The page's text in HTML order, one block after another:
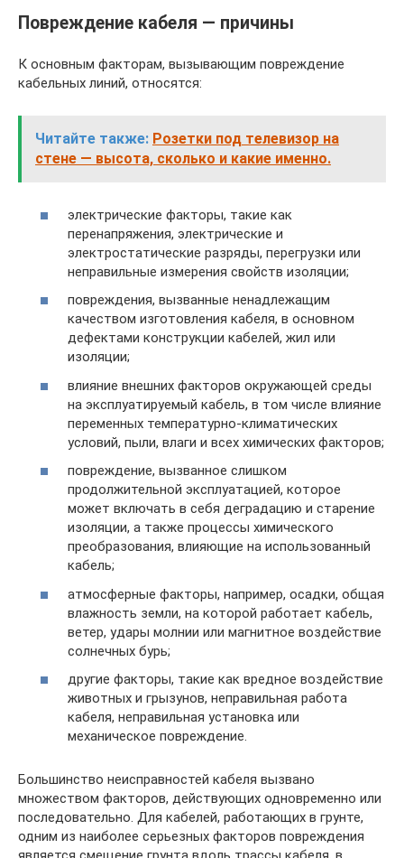
Повреждение кабеля — причины
К основным факторам, вызывающим повреждение
кабельных линий, относятся:
Читайте также: Розетки под телевизор на
стене — высота, сколько и какие именно.
электрические факторы, такие как
перенапряжения, электрические и
электростатические разряды, перегрузки или
неправильные измерения свойств изоляции;
повреждения, вызванные ненадлежащим
качеством изготовления кабеля, в основном
дефектами конструкции кабелей, жил или
изоляции;
влияние внешних факторов окружающей среды
на эксплуатируемый кабель, в том числе влияние
переменных температурно-климатических
условий, пыли, влаги и всех химических факторов;
повреждение, вызванное слишком
продолжительной эксплуатацией, которое
может включать в себя деградацию и старение
изоляции, а также процессы химического
преобразования, влияющие на использованный
кабель;
атмосферные факторы, например, осадки, общая
влажность земли, на которой работает кабель,
ветер, удары молнии или магнитное воздействие
солнечных бурь;
другие факторы, такие как вредное воздействие
животных и грызунов, неправильная работа
кабеля, неправильная установка или
механическое повреждение.
Большинство неисправностей кабеля вызвано
множеством факторов, действующих одновременно или
последовательно. Для кабелей, работающих в грунте,
одним из наиболее серьезных факторов повреждения